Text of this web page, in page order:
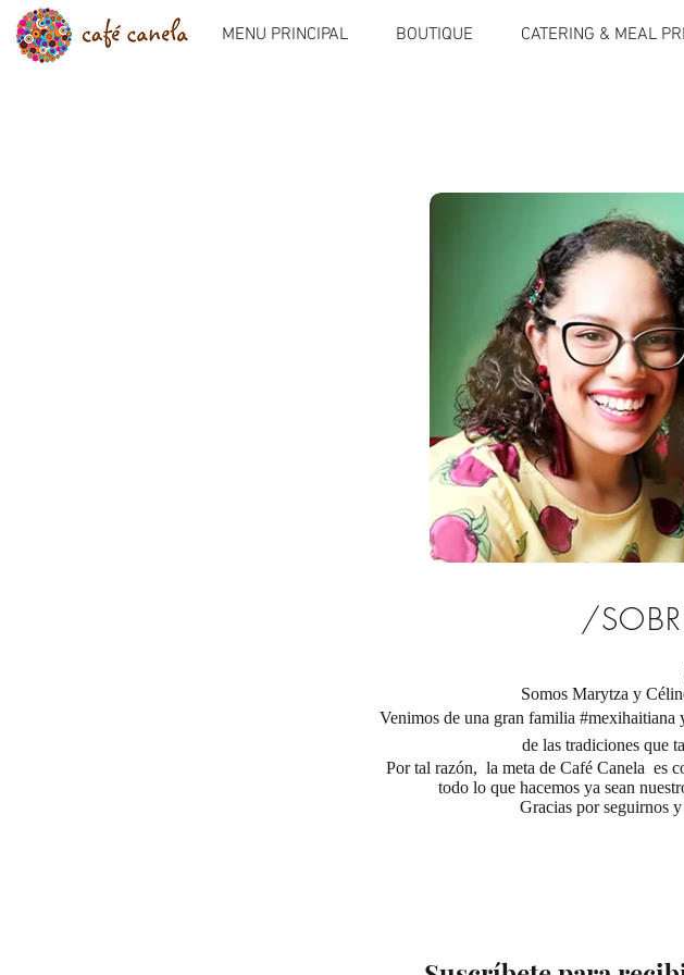
MENU PRINCIPAL BOUTIQUE CATERING & MEAL
/
Somos Marytza y
Venimos de una gran familia #mexihaitiana
de las tradiciones que
Por tal razón, la meta de Café Canela es
todo lo que hacemos ya sean
Gracias por seguirnos